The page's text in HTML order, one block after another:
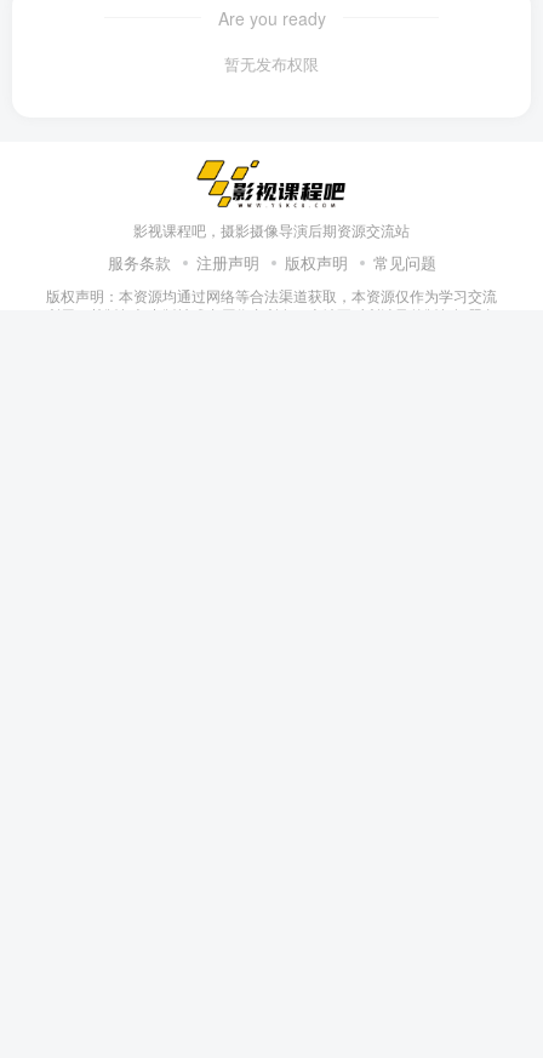
Are you ready
暂无发布权限
影视课程吧，摄影摄像导演后期资源交流站
服务条款 注册声明 版权声明 常见问题
版权声明：本资源均通过网络等合法渠道获取，本资源仅作为学习交流
所用，其版权归出版社或者原作者所有，本站不对所涉及的版权问题负